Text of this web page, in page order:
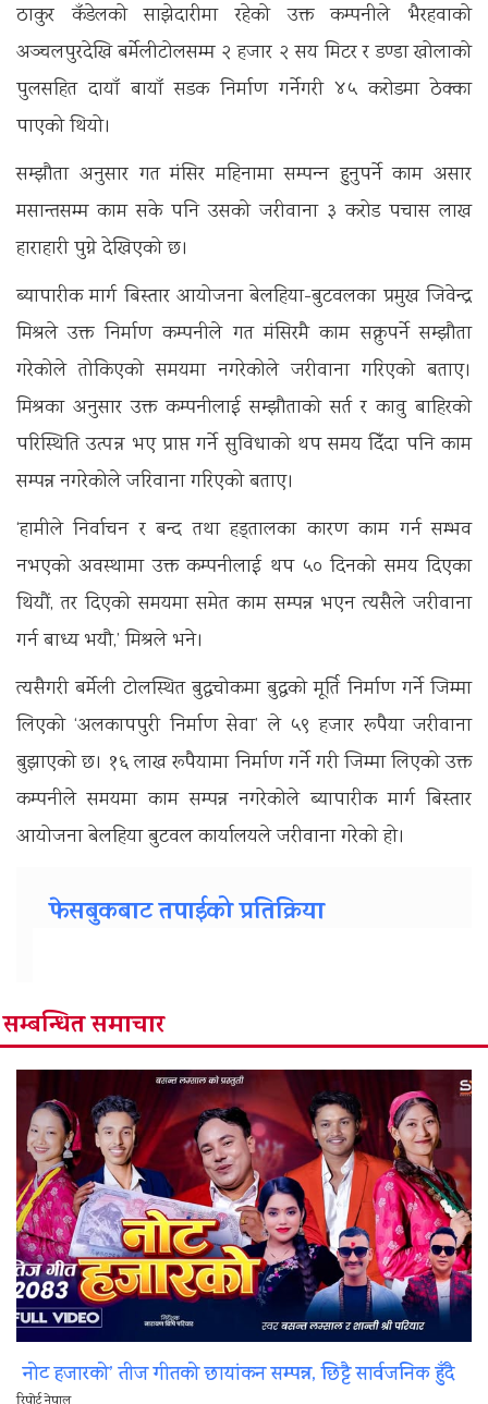
ठाकुर कँडेलको साझेदारीमा रहेको उक्त कम्पनीले भैरहवाको
अञ्चलपुरदेखि बर्मेलीटोलसम्म २ हजार २ सय मिटर र डण्डा खोलाको
पुलसहित दायाँ बायाँ सडक निर्माण गर्नेगरी ४५ करोडमा ठेक्का
पाएको थियो।
सम्‍झौता अनुसार गत मंसिर महिनामा सम्पन्‍न हुनुपर्ने काम असार
मसान्तसम्म काम सके पनि उसको जरीवाना ३ करोड पचास लाख
हाराहारी पुग्ने देखिएको छ।
ब्यापारीक मार्ग बिस्तार आयोजना बेलहिया-बुटवलका प्रमुख जिवेन्द्र
मिश्रले उक्त निर्माण कम्पनीले गत मंसिरमै काम सक्नुपर्ने सम्झौता
गरेकोले तोकिएको समयमा नगरेकोले जरीवाना गरिएको बताए।
मिश्रका अनुसार उक्त कम्पनीलाई सम्झौताको सर्त र कावु बाहिरको
परिस्थिति उत्पन्न भए प्राप्त गर्ने सुविधाको थप समय दिँदा पनि काम
सम्पन्न नगरेकोले जरिवाना गरिएको बताए।
‘हामीले निर्वाचन र बन्द तथा हड्तालका कारण काम गर्न सम्भव
नभएको अवस्थामा उक्त कम्पनीलाई थप ५० दिनको समय दिएका
थियौं, तर दिएको समयमा समेत काम सम्पन्न भएन त्यसैले जरीवाना
गर्न बाध्य भयौ,’ मिश्रले भने।
त्यसैगरी बर्मेली टोलस्थित बुद्धचोकमा बुद्धको मूर्ति निर्माण गर्ने जिम्मा
लिएको ‘अलकापपुरी निर्माण सेवा’ ले ५९ हजार रूपैया जरीवाना
बुझाएको छ। १६ लाख रूपैयामा निर्माण गर्ने गरी जिम्मा लिएको उक्त
कम्पनीले समयमा काम सम्पन्न नगरेकोले ब्यापारीक मार्ग बिस्तार
आयोजना बेलहिया बुटवल कार्यालयले जरीवाना गरेको हो।
फेसबुकबाट तपाईको प्रतिक्रिया
सम्बन्धित समाचार
नोट हजारको’ तीज गीतको छायांकन सम्पन्न, छिट्टै सार्वजनिक हुँदै